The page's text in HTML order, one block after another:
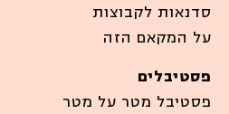
סדנאות לקבוצות
על המקאם הזה
פסטיבלים
פסטיבל מטר על מטר